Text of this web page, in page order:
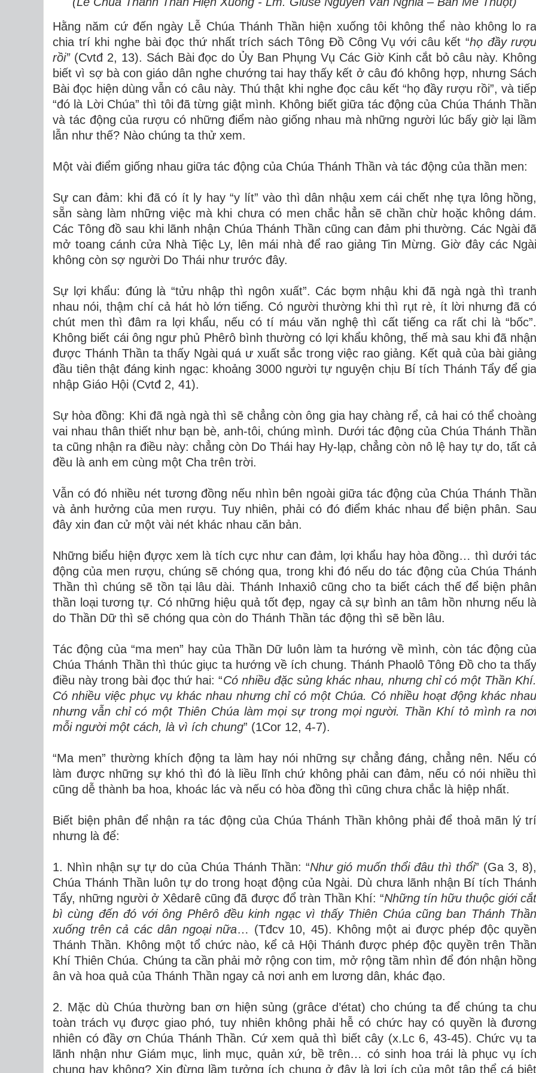
Hằng năm cứ đến ngày Lễ Chúa Thánh Thần hiện xuống tôi không thể nào không lo ra
chia trí khi nghe bài đọc thứ nhất trích sách Tông Đồ Công Vụ với câu kết “họ đầy rượu
rồi”(Cvtđ 2, 13). Sách Bài đọc do Ủy Ban Phụng Vụ Các Giờ Kinh cắt bỏ câu này. Không
biết vì sợ bà con giáo dân nghe chướng tai hay thấy kết ở câu đó không hợp, nhưng Sách
Bài đọc hiện dùng vẫn có câu này. Thú thật khi nghe đọc câu kết “họ đầy rượu rồi”, và tiếp
“đó là Lời Chúa” thì tôi đã từng giật mình. Không biết giữa tác động của Chúa Thánh Thần
và tác động của rượu có những điểm nào giống nhau mà những người lúc bấy giờ lại lầm
lẫn như thế? Nào chúng ta thử xem.
Một vài điểm giống nhau giữa tác động của Chúa Thánh Thần và tác động của thần men:
Sự can đảm: khi đã có ít ly hay “y lít” vào thì dân nhậu xem cái chết nhẹ tựa lông hồng,
sẵn sàng làm những việc mà khi chưa có men chắc hẳn sẽ chần chừ hoặc không dám.
Các Tông đồ sau khi lãnh nhận Chúa Thánh Thần cũng can đảm phi thường. Các Ngài đã
mở toang cánh cửa Nhà Tiệc Ly, lên mái nhà để rao giảng Tin Mừng. Giờ đây các Ngài
không còn sợ người Do Thái như trước đây.
Sự lợi khẩu: đúng là “tửu nhập thì ngôn xuất”. Các bợm nhậu khi đã ngà ngà thì tranh
nhau nói, thậm chí cả hát hò lớn tiếng. Có người thường khi thì rụt rè, ít lời nhưng đã có
chút men thì đâm ra lợi khẩu, nếu có tí máu văn nghệ thì cất tiếng ca rất chi là “bốc”.
Không biết cái ông ngư phủ Phêrô bình thường có lợi khẩu không, thế mà sau khi đã nhận
được Thánh Thần ta thấy Ngài quá ư xuất sắc trong việc rao giảng. Kết quả của bài giảng
đầu tiên thật đáng kinh ngạc: khoảng 3000 người tự nguyện chịu Bí tích Thánh Tẩy để gia
nhập Giáo Hội (Cvtđ 2, 41).
Sự hòa đồng: Khi đã ngà ngà thì sẽ chẳng còn ông gia hay chàng rể, cả hai có thể choàng
vai nhau thân thiết như bạn bè, anh-tôi, chúng mình. Dưới tác động của Chúa Thánh Thần
ta cũng nhận ra điều này: chẳng còn Do Thái hay Hy-lạp, chẳng còn nô lệ hay tự do, tất cả
đều là anh em cùng một Cha trên trời.
Vẫn có đó nhiều nét tương đồng nếu nhìn bên ngoài giữa tác động của Chúa Thánh Thần
và ảnh hưởng của men rượu. Tuy nhiên, phải có đó điểm khác nhau để biện phân. Sau
đây xin đan cử một vài nét khác nhau căn bản.
Những biểu hiện đựợc xem là tích cực như can đảm, lợi khẩu hay hòa đồng… thì dưới tác
động của men rượu, chúng sẽ chóng qua, trong khi đó nếu do tác động của Chúa Thánh
Thần thì chúng sẽ tồn tại lâu dài. Thánh Inhaxiô cũng cho ta biết cách thế để biện phân
thần loại tương tự. Có những hiệu quả tốt đẹp, ngay cả sự bình an tâm hồn nhưng nếu là
do Thần Dữ thì sẽ chóng qua còn do Thánh Thần tác động thì sẽ bền lâu.
Tác động của “ma men” hay của Thần Dữ luôn làm ta hướng về mình, còn tác động của
Chúa Thánh Thần thì thúc giục ta hướng về ích chung. Thánh Phaolô Tông Đồ cho ta thấy
điều này trong bài đọc thứ hai: “Có nhiều đặc sủng khác nhau, nhưng chỉ có một Thần Khí.
Có nhiều việc phục vụ khác nhau nhưng chỉ có một Chúa. Có nhiều hoạt động khác nhau
nhưng vẫn chỉ có một Thiên Chúa làm mọi sự trong mọi người. Thần Khí tỏ mình ra nơi
mỗi người một cách, là vì ích chung” (1Cor 12, 4-7).
“Ma men” thường khích động ta làm hay nói những sự chẳng đáng, chẳng nên. Nếu có
làm được những sự khó thì đó là liều lĩnh chứ không phải can đảm, nếu có nói nhiều thì
cũng dễ thành ba hoa, khoác lác và nếu có hòa đồng thì cũng chưa chắc là hiệp nhất.
Biết biện phân để nhận ra tác động của Chúa Thánh Thần không phải để thoả mãn lý trí
nhưng là để:
1. Nhìn nhận sự tự do của Chúa Thánh Thần: “Như gió muốn thổi đâu thì thổi” (Ga 3, 8),
Chúa Thánh Thần luôn tự do trong hoạt động của Ngài. Dù chưa lãnh nhận Bí tích Thánh
Tẩy, những người ở Xêdarê cũng đã được đổ tràn Thần Khí: “Những tín hữu thuộc giới cắt
bì cùng đến đó với ông Phêrô đều kinh ngạc vì thấy Thiên Chúa cũng ban Thánh Thần
xuống trên cả các dân ngoại nữa… (Tđcv 10, 45). Không một ai được phép độc quyền
Thánh Thần. Không một tổ chức nào, kể cả Hội Thánh được phép độc quyền trên Thần
Khí Thiên Chúa. Chúng ta cần phải mở rộng con tim, mở rộng tầm nhìn để đón nhận hồng
ân và hoa quả của Thánh Thần ngay cả nơi anh em lương dân, khác đạo.
2. Mặc dù Chúa thường ban ơn hiện sủng (grâce d’état) cho chúng ta để chúng ta chu
toàn trách vụ được giao phó, tuy nhiên không phải hễ có chức hay có quyền là đương
nhiên có đầy ơn Chúa Thánh Thần. Cứ xem quả thì biết cây (x.Lc 6, 43-45). Chức vụ ta
lãnh nhận như Giám mục, linh mục, quản xứ, bề trên… có sinh hoa trái là phục vụ ích
chung hay không? Xin đừng lầm tưởng ích chung ở đây là lợi ích của một tập thể cá biệt